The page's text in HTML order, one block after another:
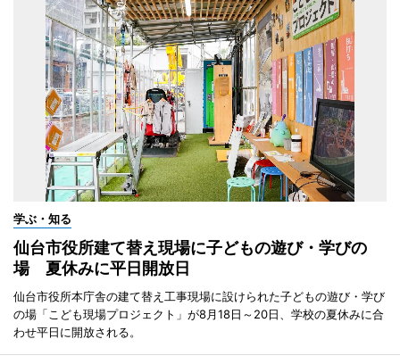
学ぶ・知る
仙台市役所建て替え現場に子どもの遊び・学びの
場 夏休みに平日開放日
仙台市役所本庁舎の建て替え工事現場に設けられた子どもの遊び・学び
の場「こども現場プロジェクト」が8月18日～20日、学校の夏休みに合
わせ平日に開放される。